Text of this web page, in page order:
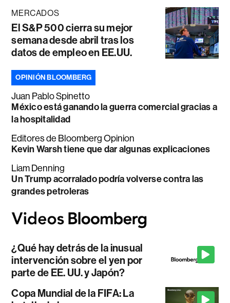
MERCADOS
El S&P 500 cierra su mejor
semana desde abril tras los
datos de empleo en EE.UU.
OPINIÓN BLOOMBERG
Juan Pablo Spinetto
México está ganando la guerra comercial gracias a
la hospitalidad
Editores de Bloomberg Opinion
Kevin Warsh tiene que dar algunas explicaciones
Liam Denning
Un Trump acorralado podría volverse contra las
grandes petroleras
¿Qué hay detrás de la inusual
intervención sobre el yen por
parte de EE. UU. y Japón?
Copa Mundial de la FIFA: La